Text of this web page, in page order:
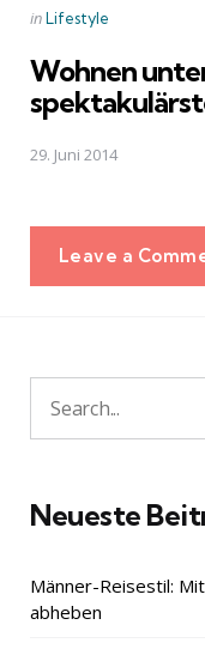
Posted
inLifestyle
Wohnen
29. Juni 2014
Leave a
Search
for:
Neueste
Männer-Reisestil:
abheben